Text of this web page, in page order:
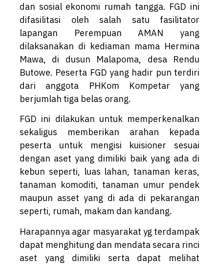
dan sosial ekonomi rumah tangga. FGD ini
difasilitasi oleh salah satu fasilitator
lapangan Perempuan AMAN yang
dilaksanakan di kediaman mama Hermina
Mawa, di dusun Malapoma, desa Rendu
Butowe. Peserta FGD yang hadir pun terdiri
dari anggota PHKom Kompetar yang
berjumlah tiga belas orang.
FGD ini dilakukan untuk memperkenalkan
sekaligus memberikan arahan kepada
peserta untuk mengisi kuisioner sesuai
dengan aset yang dimiliki baik yang ada di
kebun seperti, luas lahan, tanaman keras,
tanaman komoditi, tanaman umur pendek
maupun asset yang di ada di pekarangan
seperti, rumah, makam dan kandang.
Harapannya agar masyarakat yg terdampak
dapat menghitung dan mendata secara rinci
aset yang dimiliki serta dapat melihat